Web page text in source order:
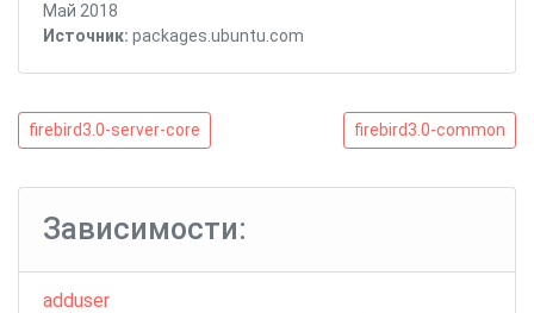
Май 2018
Источник: packages.ubuntu.com
Навигация
записям
firebird3.0-
server-
core
firebird3.0-server-core
firebird3.0-
common
firebird3.0-common
Зависимости:
adduser